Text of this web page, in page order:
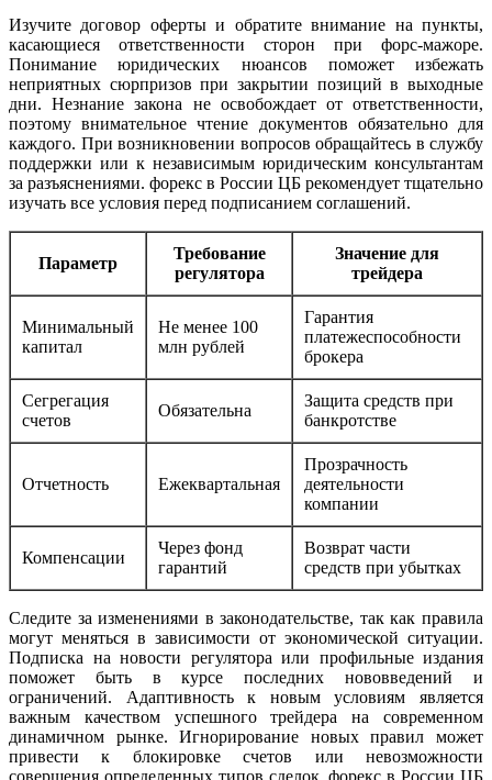
Изучите договор оферты и обратите внимание на пункты,
касающиеся ответственности сторон при форс-мажоре.
Понимание юридических нюансов поможет избежать
неприятных сюрпризов при закрытии позиций в выходные
дни. Незнание закона не освобождает от ответственности,
поэтому внимательное чтение документов обязательно для
каждого. При возникновении вопросов обращайтесь в службу
поддержки или к независимым юридическим консультантам
за разъяснениями. форекс в России ЦБ рекомендует тщательно
изучать все условия перед подписанием соглашений.
Параметр
Требование
регулятора
Значение для
трейдера
Минимальный
капитал
Не менее 100
млн рублей
Гарантия
платежеспособности
брокера
Сегрегация
счетов
Обязательна
Защита средств при
банкротстве
Отчетность Ежеквартальная
Прозрачность
деятельности
компании
Компенсации
Через фонд
гарантий
Возврат части
средств при убытках
Следите за изменениями в законодательстве, так как правила
могут меняться в зависимости от экономической ситуации.
Подписка на новости регулятора или профильные издания
поможет быть в курсе последних нововведений и
ограничений. Адаптивность к новым условиям является
важным качеством успешного трейдера на современном
динамичном рынке. Игнорирование новых правил может
привести к блокировке счетов или невозможности
совершения определенных типов сделок. форекс в России ЦБ